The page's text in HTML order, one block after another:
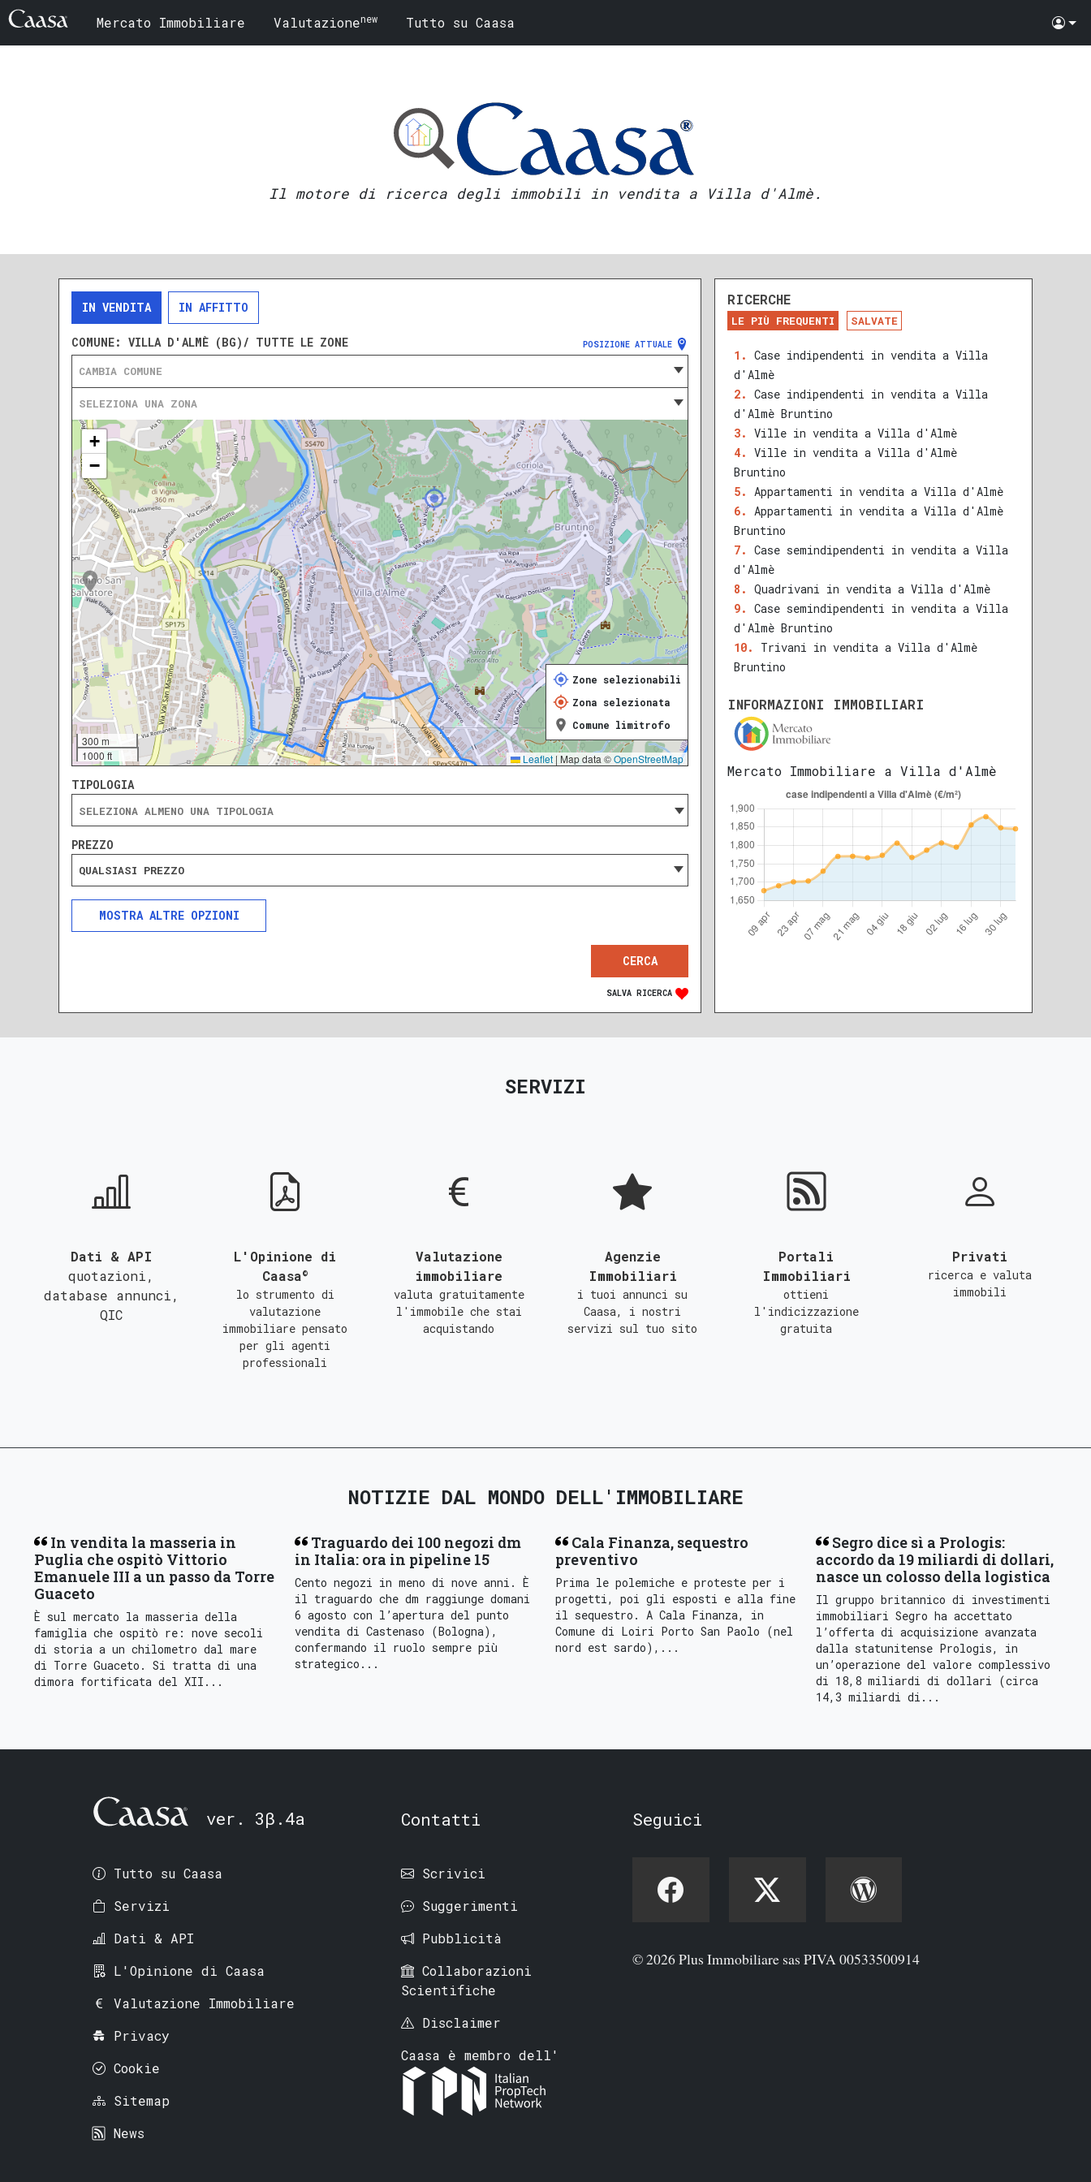
Mercato Immobiliare Valutazionenew Tutto su Caasa
Il motore di ricerca degli immobili in vendita a Villa d'Almè.
IN VENDITA IN AFFITTO
COMUNE: VILLA D'ALMÈ (BG)/ TUTTE LE ZONE POSIZIONE ATTUALE
CAMBIA COMUNE
SELEZIONA UNA ZONA
+
−
300 m
1000 ft
Leaflet | Map data ©OpenStreetMap
Zone selezionabili
Zona selezionata
Comune limitrofo
TIPOLOGIA
PREZZO
QUALSIASI PREZZO
ALTRE OPZIONI
RISTRUTTURATO
SALVA RICERCA
RICERCHE
LE PIÙ FREQUENTI SALVATE
Case indipendenti in vendita a Villa
d'Almè
Case indipendenti in vendita a Villa
d'Almè Bruntino
Ville in vendita a Villa d'Almè
Ville in vendita a Villa d'Almè
Bruntino
Appartamenti in vendita a Villa d'Almè
Appartamenti in vendita a Villa d'Almè
Bruntino
Case semindipendenti in vendita a Villa
d'Almè
Quadrivani in vendita a Villa d'Almè
Case semindipendenti in vendita a Villa
d'Almè Bruntino
Trivani in vendita a Villa d'Almè
Bruntino
INFORMAZIONI IMMOBILIARI
Mercato Immobiliare a Villa d'Almè
SERVIZI
Dati & API
quotazioni,
database annunci,
QIC
L'Opinione di
Caasa©
lo strumento di
valutazione
immobiliare pensato
per gli agenti
professionali
Valutazione
immobiliare
valuta gratuitamente
l'immobile che stai
acquistando
Agenzie
Immobiliari
i tuoi annunci su
Caasa, i nostri
servizi sul tuo sito
Portali
Immobiliari
ottieni
l'indicizzazione
gratuita
Privati
ricerca e valuta
immobili
NOTIZIE DAL MONDO DELL'IMMOBILIARE
In vendita la masseria in
Puglia che ospitò Vittorio
Emanuele III a un passo da Torre
Guaceto
È sul mercato la masseria della
famiglia che ospitò re: nove secoli
di storia a un chilometro dal mare
di Torre Guaceto. Si tratta di una
dimora fortificata del XII...
Traguardo dei 100 negozi dm
in Italia: ora in pipeline 15
Cento negozi in meno di nove anni. È
il traguardo che dm raggiunge domani
6 agosto con l’apertura del punto
vendita di Castenaso (Bologna),
confermando il ruolo sempre più
strategico...
Cala Finanza, sequestro
preventivo
Prima le polemiche e proteste per i
progetti, poi gli esposti e alla fine
il sequestro. A Cala Finanza, in
Comune di Loiri Porto San Paolo (nel
nord est sardo),...
Segro dice sì a Prologis:
accordo da 19 miliardi di dollari,
nasce un colosso della logistica
Il gruppo britannico di investimenti
immobiliari Segro ha accettato
l’offerta di acquisizione avanzata
dalla statunitense Prologis, in
un’operazione del valore complessivo
di 18,8 miliardi di dollari (circa
14,3 miliardi di...
ver. 3β.4a
Tutto su Caasa
Servizi
Dati & API
L'Opinione di Caasa
Valutazione Immobiliare
Privacy
Cookie
Sitemap
News
Contatti
Scrivici
Suggerimenti
Pubblicità
Collaborazioni
Scientifiche
Disclaimer
Caasa è membro dell'
Seguici
© 2026 Plus Immobiliare sas PIVA 00533500914